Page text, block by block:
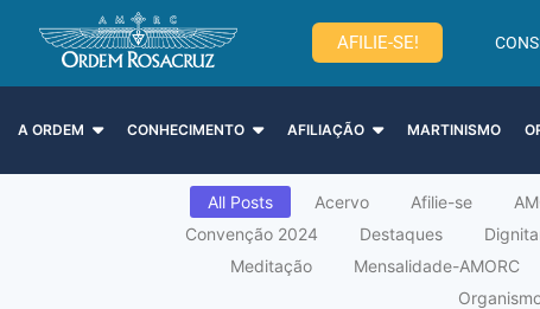
AFILIE-SE!
A ORDEM CONHECIMENTO AFILIAÇÃO MARTINISMO
All Posts Acervo Afilie-se
Convenção 2024
Destaques
Meditação
Mensalidade-AMORC